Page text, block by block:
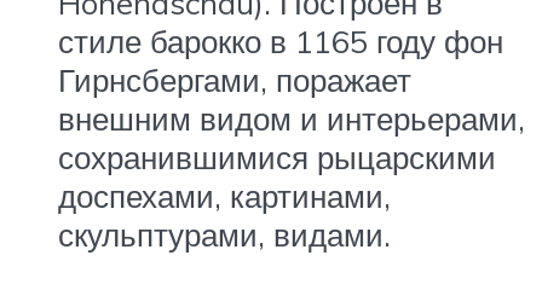
стиле барокко в 1165 году фон
Гирнсбергами, поражает
внешним видом и интерьерами,
сохранившимися рыцарскими
доспехами, картинами,
скульптурами, видами.